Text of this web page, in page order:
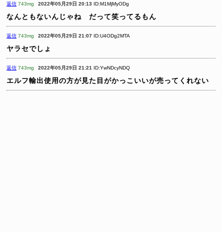
返信 743mg 2022年05月29日 20:13 ID:M1MjMyODg
なんともないんじゃね だって笑ってるもん
返信 743mg 2022年05月29日 21:07 ID:U4ODg2MTA
ヤラセでしょ
返信 743mg 2022年05月29日 21:21 ID:YwNDcyNDQ
エルフ輸出使用の方が見た目がかっこいいが売ってくれない